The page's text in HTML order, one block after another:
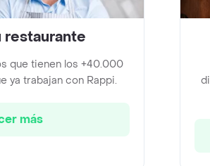
restaurante
que tienen los +40.000
ya trabajan con Rappi.
más